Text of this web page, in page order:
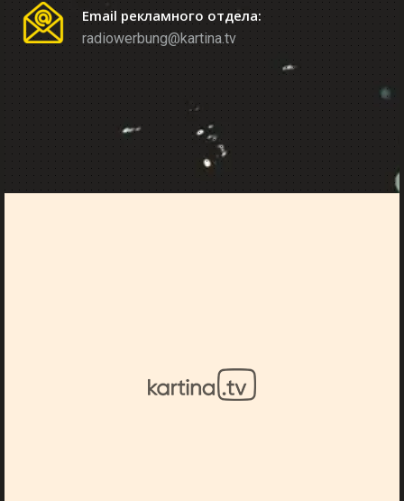
Email рекламного отдела:
radiowerbung@kartina.tv